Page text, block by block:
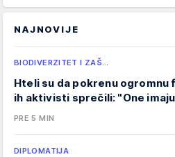
NAJNOVIJE
BIODIVERZITET I ZAŠ…
Hteli su da pokrenu ogromnu
ih aktivisti sprečili: "One
PRE 5 MIN
DIPLOMATIJA